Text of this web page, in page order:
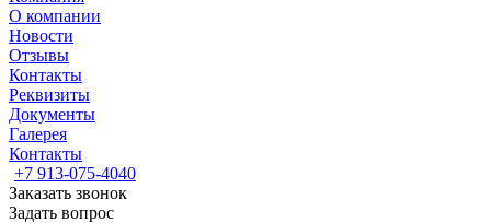
О компании
Новости
Отзывы
Контакты
Реквизиты
Документы
Галерея
Контакты
+7 913-075-4040
Заказать звонок
Задать вопрос